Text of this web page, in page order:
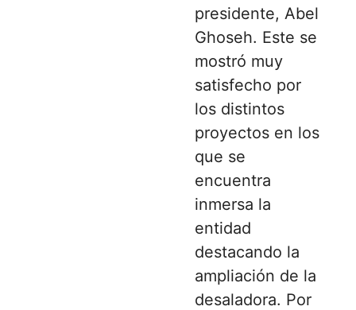
presidente, Abel
Ghoseh. Este se
mostró muy
satisfecho por
los distintos
proyectos en los
que se
encuentra
inmersa la
entidad
destacando la
ampliación de la
desaladora. Por